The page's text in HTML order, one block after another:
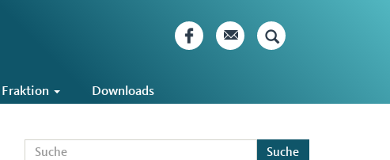
Fraktion Downloads
Suche